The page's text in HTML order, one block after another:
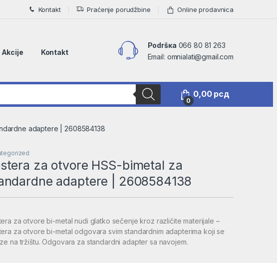
Kontakt Praćenje porudžbine Online prodavnica
Akcije Kontakt
Podršкa 066 80 81 263
Email: omnialati@gmail.com
0
0,00 рсд
adaptere | 2608584138
za otvore HSS-bimetal za
adaptere | 2608584138
za otvore bi-metal nudi glatko sečenje kroz različite materijale –
za otvore bi-metal odgovara svim standardnim adapterima koji se
na tržištu. Odgovara za standardni adapter sa navojem.